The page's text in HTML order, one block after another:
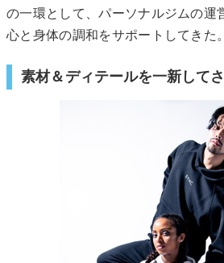
の一環として、パーソナルジムの運
心と身体の調和をサポートしてきた。
素材＆ディテールを一新して